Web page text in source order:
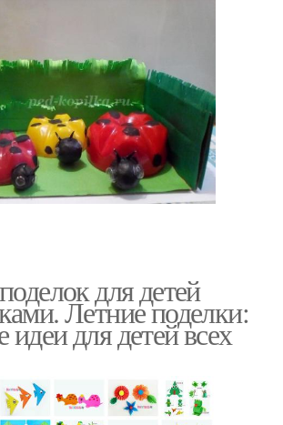
для детей
Летние поделки:
для детей всех